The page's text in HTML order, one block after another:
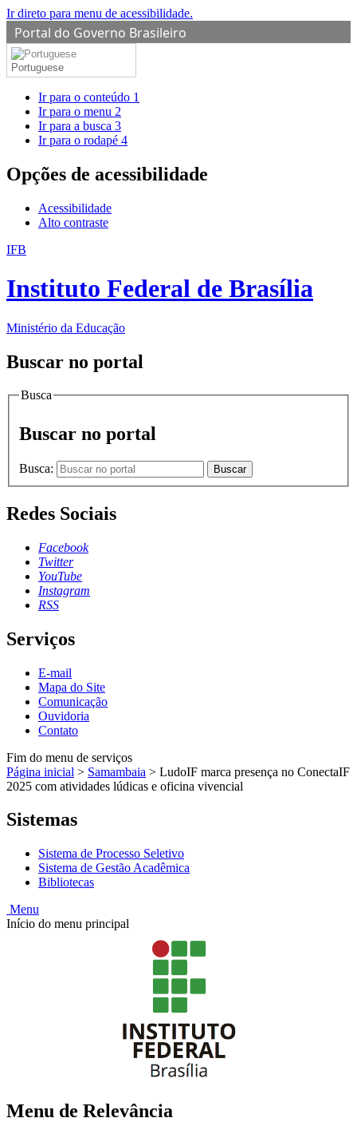
Ir direto para menu de acessibilidade.
Portal do Governo Brasileiro
Portuguese
Ir para o conteúdo 1
Ir para o menu 2
Ir para a busca 3
Ir para o rodapé 4
Opções de acessibilidade
Acessibilidade
Alto contraste
IFB
Instituto Federal de Brasília
Ministério da Educação
Buscar no portal
Busca
Buscar no portal
Busca: Buscar
Redes Sociais
Facebook
Twitter
YouTube
Instagram
RSS
Serviços
E-mail
Mapa do Site
Comunicação
Ouvidoria
Contato
Fim do menu de serviços
Página inicial > Samambaia > LudoIF marca presença no ConectaIF
2025 com atividades lúdicas e oficina vivencial
Sistemas
Sistema de Processo Seletivo
Sistema de Gestão Acadêmica
Bibliotecas
Menu
Início do menu principal
Menu de Relevância